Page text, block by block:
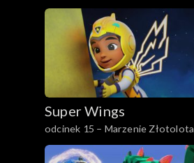
Super Wings
odcinek 15 – Marzenie Złotolota